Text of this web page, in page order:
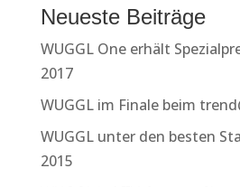
Neueste Beiträge
WUGGL One erhält
2017
WUGGL im Finale beim
WUGGL unter den besten
2015